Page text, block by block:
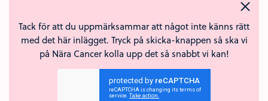
Tack för att du uppmärksammar att något inte känns rätt
med det här inlägget. Tryck på skicka-knappen så ska vi
på Nära Cancer kolla upp det så snabbt vi kan!
Du har en sambo, jag hoppas att hen är till stöd för dig i
denna jobbiga situation och att ni kan prata!
Var snäll mot dig själv!
Anmäl Svara